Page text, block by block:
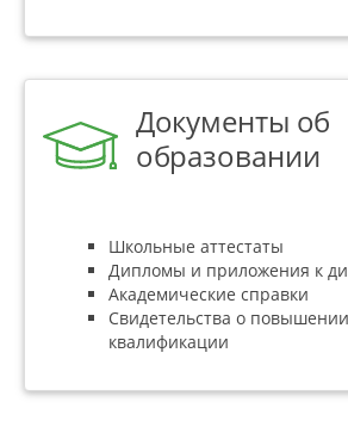
Документы об
образовании
Школьные аттестаты
Дипломы и приложения к
Академические справки
Свидетельства о повышении
квалификации